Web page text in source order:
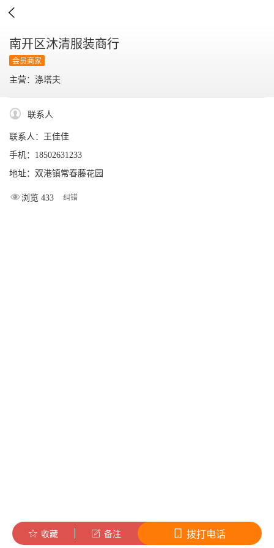

南开区沐清服装商行
会员商家
主营：涤塔夫
联系人
联系人：王佳佳
手机：18502631233
地址：双港镇常春藤花园
浏览 433 纠错
收藏 备注 拨打电话